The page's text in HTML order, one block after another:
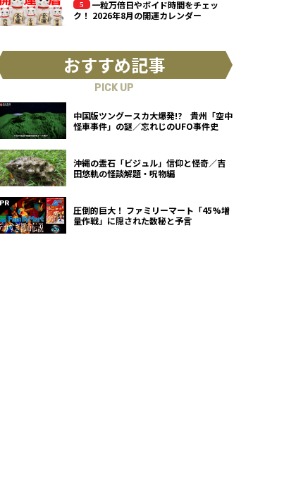
一粒万倍日やボイド時間をチェッ
ク！ 2026年8月の開運カレンダー
おすすめ記事
PICK UP
中国版ツングースカ大爆発!? 貴州「空中
怪車事件」の謎／忘れじのUFO事件史
沖縄の霊石「ビジュル」信仰と怪奇／吉
田悠軌の怪談解題・呪物編
圧倒的巨大！ ファミリーマート「45%増
量作戦」に隠された数秘と予言